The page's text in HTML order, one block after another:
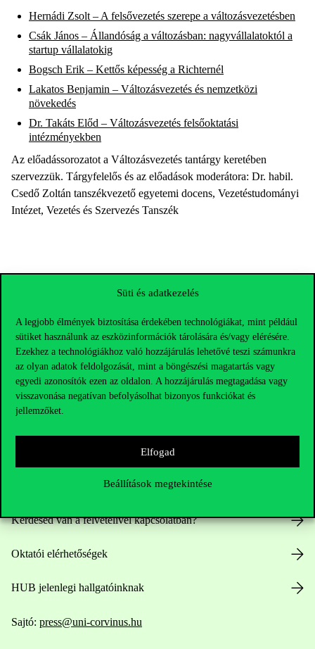
Süti és adatkezelés
A legjobb élmények biztosítása érdekében technológiákat, mint például
sütiket használunk az eszközinformációk tárolására és/vagy elérésére.
Ezekhez a technológiákhoz való hozzájárulás lehetővé teszi számunkra
az olyan adatok feldolgozását, mint a böngészési magatartás vagy
egyedi azonosítók ezen az oldalon. A hozzájárulás megtagadása vagy
visszavonása negatívan befolyásolhat bizonyos funkciókat és
jellemzőket.
Elfogad
Beállítások megtekintése
Hernádi Zsolt – A felsővezetés szerepe a változásvezetésben
Csák János – Állandóság a változásban: nagyvállalatoktól a
startup vállalatokig
Bogsch Erik – Kettős képesség a Richternél
Lakatos Benjamin – Változásvezetés és nemzetközi
növekedés
Dr. Takáts Előd – Változásvezetés felsőoktatási
intézményekben
Az előadássorozatot a Változásvezetés tantárgy keretében
szervezzük. Tárgyfelelős és az előadások moderátora: Dr. habil.
Csedő Zoltán tanszékvezető egyetemi docens, Vezetéstudományi
Intézet, Vezetés és Szervezés Tanszék
+36 1 482 5000
Kérdésed van a felvételivel kapcsolatban?
Oktatói elérhetőségek
HUB jelenlegi hallgatóinknak
Sajtó: press@uni-corvinus.hu